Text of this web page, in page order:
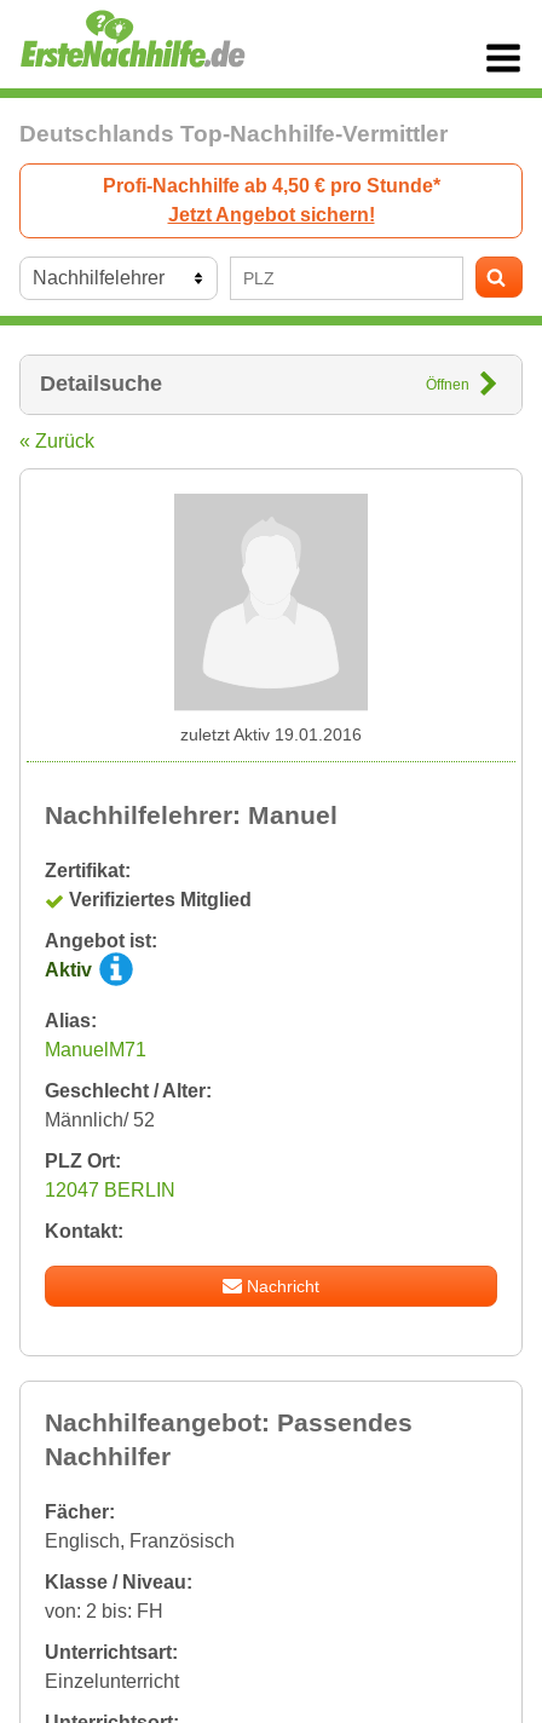
Deutschlands Top-Nachhilfe-Vermittler
Profi-Nachhilfe ab 4,50 € pro Stunde*
Jetzt Angebot sichern!
Detailsuche Öffnen
« Zurück
Nachhilfelehrer: Manuel
Zertifikat:
Verifiziertes Mitglied
Angebot ist:
Aktiv
Alias:
ManuelM71
Geschlecht / Alter:
Männlich/ 52
PLZ Ort:
12047 BERLIN
Kontakt:
Nachricht
zuletzt Aktiv 19.01.2016
Nachhilfeangebot: Passendes
Nachhilfer
Fächer:
Englisch, Französisch
Klasse / Niveau:
von: 2 bis: FH
Unterrichtsart:
Einzelunterricht